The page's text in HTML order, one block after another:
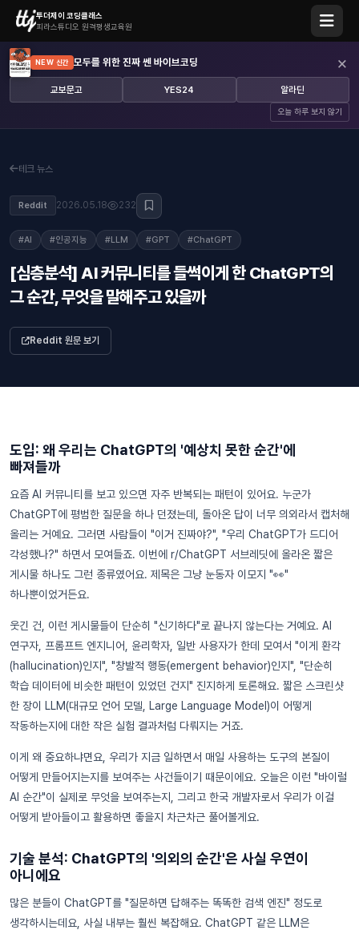
투더제이 코딩클래스
피라스튜디오 원격평생교육원
NEW 신간 모두를 위한 진짜 쎈 바이브코딩
교보문고 YES24 알라딘
오늘 하루 보지 않기
×
테크 뉴스
Reddit 2026.05.18 232
#AI #인공지능 #LLM #GPT #ChatGPT
[심층분석] AI 커뮤니티를 들썩이게 한 ChatGPT의
그 순간, 무엇을 말해주고 있을까
Reddit 원문 보기
도입: 왜 우리는 ChatGPT의 '예상치 못한 순간'에
빠져들까
요즘 AI 커뮤니티를 보고 있으면 자주 반복되는 패턴이 있어요. 누군가
ChatGPT에 평범한 질문을 하나 던졌는데, 돌아온 답이 너무 의외라서 캡처해
올리는 거예요. 그러면 사람들이 "이거 진짜야?", "우리 ChatGPT가 드디어
각성했나?" 하면서 모여들죠. 이번에 r/ChatGPT 서브레딧에 올라온 짧은
게시물 하나도 그런 종류였어요. 제목은 그냥 눈동자 이모지 "👀"
하나뿐이었거든요.
웃긴 건, 이런 게시물들이 단순히 "신기하다"로 끝나지 않는다는 거예요. AI
연구자, 프롬프트 엔지니어, 윤리학자, 일반 사용자가 한데 모여서 "이게 환각
(hallucination)인지", "창발적 행동(emergent behavior)인지", "단순히
학습 데이터에 비슷한 패턴이 있었던 건지" 진지하게 토론해요. 짧은 스크린샷
한 장이 LLM(대규모 언어 모델, Large Language Model)이 어떻게
작동하는지에 대한 작은 실험 결과처럼 다뤄지는 거죠.
이게 왜 중요하냐면요, 우리가 지금 일하면서 매일 사용하는 도구의 본질이
어떻게 만들어지는지를 보여주는 사건들이기 때문이에요. 오늘은 이런 "바이럴
AI 순간"이 실제로 무엇을 보여주는지, 그리고 한국 개발자로서 우리가 이걸
어떻게 받아들이고 활용하면 좋을지 차근차근 풀어볼게요.
기술 분석: ChatGPT의 '의외의 순간'은 사실 우연이
아니에요
많은 분들이 ChatGPT를 "질문하면 답해주는 똑똑한 검색 엔진" 정도로
생각하시는데요, 사실 내부는 훨씬 복잡해요. ChatGPT 같은 LLM은